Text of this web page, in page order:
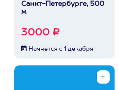
Санкт-Петербурге, 500
м
3000 ₽
Начнется с 1 декабря